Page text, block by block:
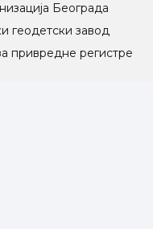
Београда
геодетски завод
привредне регистре